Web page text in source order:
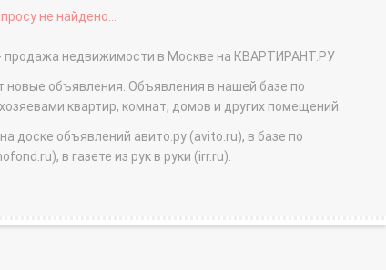
не найдено...
- продажа недвижимости в Москве на КВАРТИРАНТ.РУ
новые объявления. Объявления в нашей базе по
квартир, комнат, домов и других помещений.
объявлений авито.ру (avito.ru), в базе по
в газете из рук в руки (irr.ru).